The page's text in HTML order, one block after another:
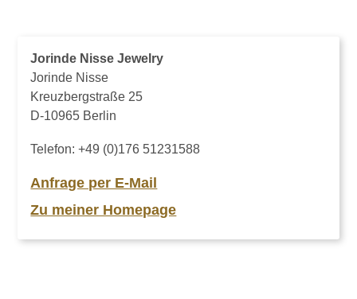
Jorinde Nisse Jewelry
Jorinde Nisse
Kreuzbergstraße 25
D-10965 Berlin
Telefon:+49 (0)176 51231588
Anfrage per E-Mail
Zu meiner Homepage